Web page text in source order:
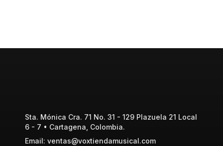
Sta. Mónica Cra. 71 No. 31 - 129 Plazuela 21 Local
6 - 7 • Cartagena, Colombia.
Email: ventas@voxtiendamusical.com